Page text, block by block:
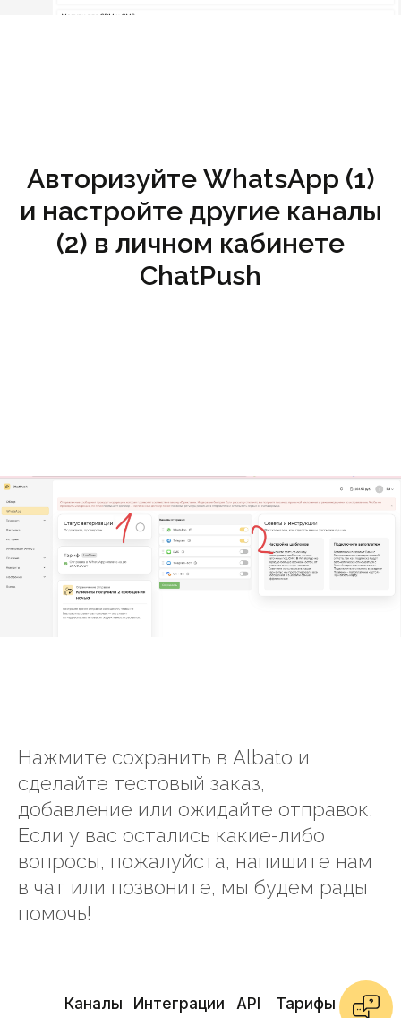
Авторизуйте WhatsApp (1)
и настройте другие каналы
(2) в личном кабинете
ChatPush
Нажмите сохранить в Albato и
сделайте тестовый заказ,
добавление или ожидайте отправок.
Если у вас остались какие-либо
вопросы, пожалуйста, напишите нам
в чат или позвоните, мы будем рады
помочь!
Каналы API Тарифы
Интеграции